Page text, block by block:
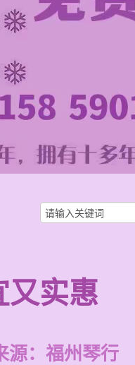
又实惠
源： 福州琴行